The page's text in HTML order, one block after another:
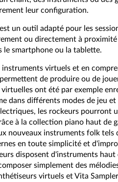
leur configuration.
un outil adapté pour les
ou directement à
le smartphone ou la tablette.
virtuels et en
de produire ou de
ont été par exemple
dans différents modes de jeu
les rockeurs pourront
à la collection piano haut de
nouveaux instruments folk tels
en toute simplicité et
disposent d'instruments haut
simplement des
virtuels et Vita